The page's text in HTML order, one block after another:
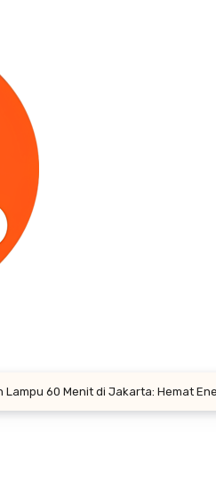
Lampu 60 Menit di Jakarta: Hemat